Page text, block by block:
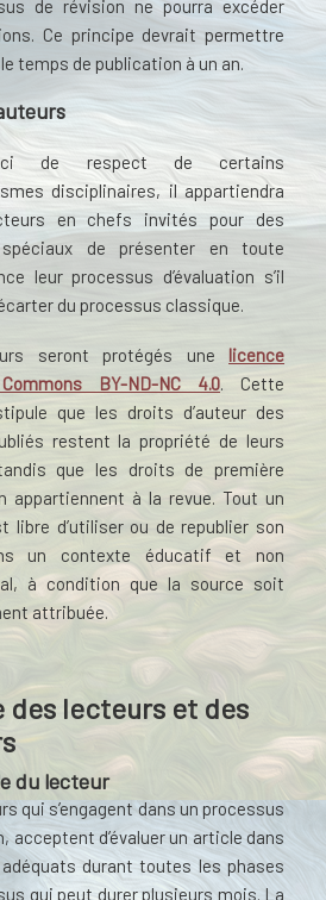
de révision ne pourra excéder
Ce principe devrait permettre
temps de publication à un an.
de respect de certains
disciplinaires, il appartiendra
en chefs invités pour des
de présenter en toute
leur processus d’évaluation s’il
du processus classique.
seront protégés une licence
BY-ND-NC 4.0. Cette
que les droits d’auteur des
restent la propriété de leurs
que les droits de première
appartiennent à la revue. Tout un
libre d’utiliser ou de republier son
un contexte éducatif et non
à condition que la source soit
attribuée.
du lecteur
qui s’engagent dans un processus
acceptent d’évaluer un article dans
durant toutes les phases
qui peut durer plusieurs mois. La